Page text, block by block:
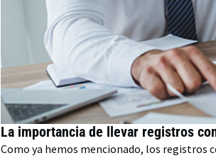
La importancia de llevar registros
Como ya hemos mencionado, los registros